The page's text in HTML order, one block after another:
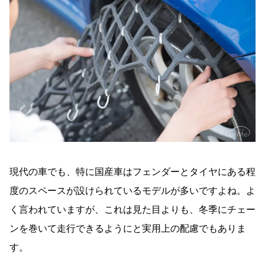
現代の車でも、特に国産車はフェンダーとタイヤにある程
度のスペースが設けられているモデルが多いですよね。よ
く言われていますが、これは見た目よりも、冬季にチェー
ンを巻いて走行できるようにと実用上の配慮でもありま
す。